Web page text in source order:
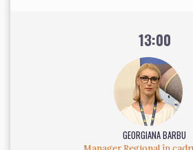
13:00
GEORGIANA BARBU